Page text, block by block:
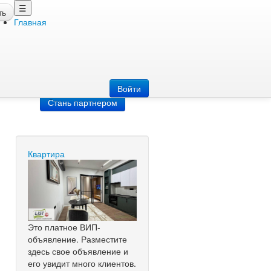
☰
Главная
Войти
Стань партнером
Квартира
Это платное ВИП-
объявление. Разместите
здесь свое объявление и
его увидит много клиентов.